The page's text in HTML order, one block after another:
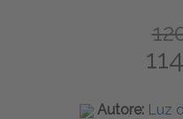
Autore: Luz